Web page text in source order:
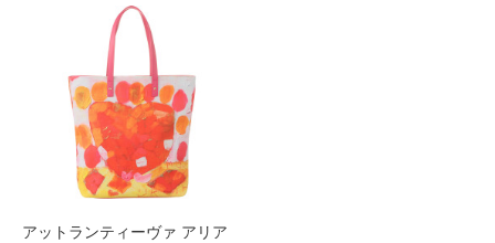
アットランティーヴァ アリア